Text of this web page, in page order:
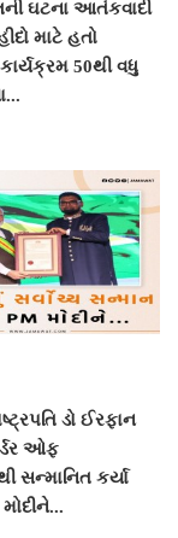
ઘટના આતંકવાદી
માટે હતો
50થી વધુ
ડો ઈરફાન
ઓફ
સન્માનિત કર્યા